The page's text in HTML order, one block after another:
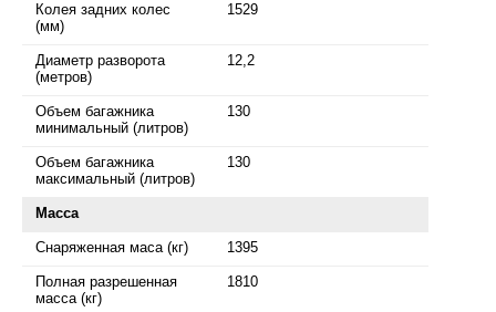
Колея задних колес
(мм)
1529
Диаметр разворота
(метров)
12,2
Объем багажника
минимальный (литров)
130
Объем багажника
максимальный (литров)
130
Масса
Снаряженная маса (кг) 1395
Полная разрешенная
масса (кг)
1810